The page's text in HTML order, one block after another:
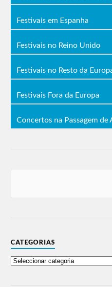
Festivais em Espanha
Festivais no Reino Unido
Festivais no Resto da
Festivais Fora da Europa
Concertos na Passagem de
CATEGORIAS